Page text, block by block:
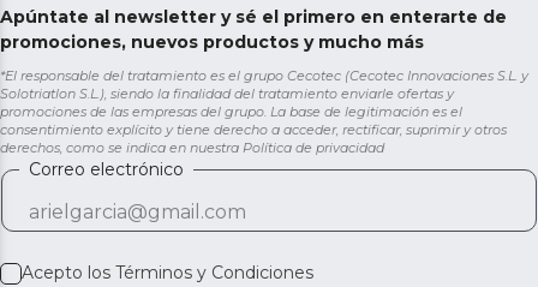
Apúntate al newsletter y sé el primero en enterarte de
promociones, nuevos productos y mucho más
*El responsable del tratamiento es el grupo Cecotec (Cecotec Innovaciones S.L. y
Solotriatlon S.L.), siendo la finalidad del tratamiento enviarle ofertas y
promociones de las empresas del grupo. La base de legitimación es el
consentimiento explícito y tiene derecho a acceder, rectificar, suprimir y otros
derechos, como se indica en nuestra Política de privacidad
Correo electrónico
Acepto los Términos y Condiciones